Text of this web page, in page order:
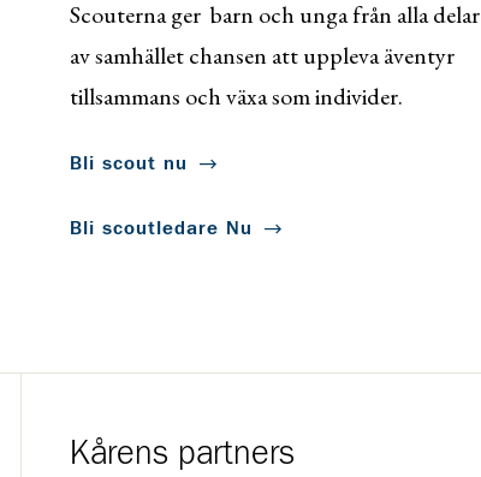
Scouterna ger barn och unga från alla delar
av samhället chansen att uppleva äventyr
tillsammans och växa som individer.
Bli scout nu
Bli scoutledare Nu
Kårens partners